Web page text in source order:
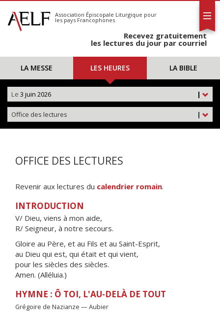
S'abonner
Calendrier
Association Épiscopale Liturgique pour
les pays Francophones
Recevez gratuitement
les lectures du jour par courriel
LA MESSE LES HEURES LA BIBLE
|
Le 3 juin 2026
|
Office des lectures
OFFICE DES LECTURES
Revenir aux lectures du calendrier romain.
INTRODUCTION
V/ Dieu, viens à mon aide,
R/ Seigneur, à notre secours.
Gloire au Père, et au Fils et au Saint-Esprit,
au Dieu qui est, qui était et qui vient,
pour les siècles des siècles.
Amen. (Alléluia.)
HYMNE : Ô TOI, L'AU-DELÀ DE TOUT
Grégoire de Nazianze — Aubier